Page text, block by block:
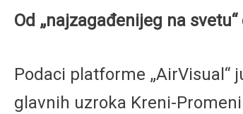
Od „najzagađenijeg na
Podaci platforme „AirVisual“
glavnih uzroka Kreni-